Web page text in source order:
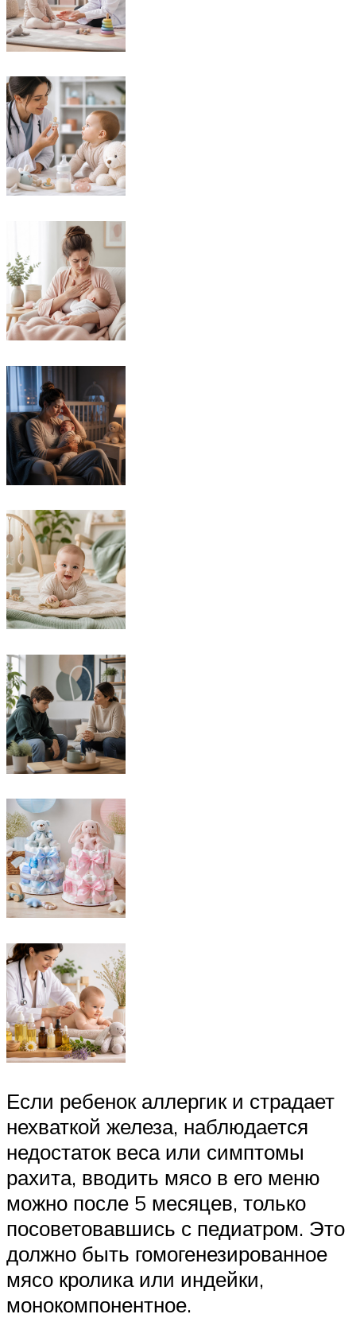
Если ребенок аллергик и страдает
нехваткой железа, наблюдается
недостаток веса или симптомы
рахита, вводить мясо в его меню
можно после 5 месяцев, только
посоветовавшись с педиатром. Это
должно быть гомогенезированное
мясо кролика или индейки,
монокомпонентное.